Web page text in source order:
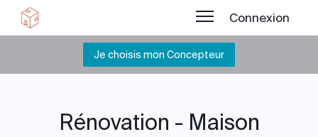
Connexion
Je choisis mon Concepteur
Rénovation - Maison